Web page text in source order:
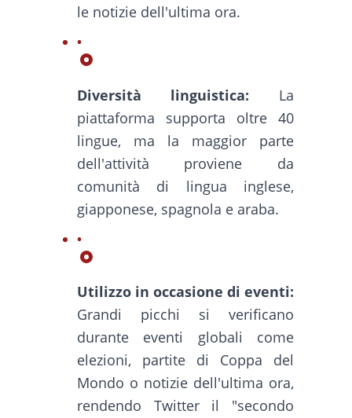
le notizie dell'ultima ora.
Diversità linguistica: La
piattaforma supporta oltre 40
lingue, ma la maggior parte
dell'attività proviene da
comunità di lingua inglese,
giapponese, spagnola e araba.
Utilizzo in occasione di eventi:
Grandi picchi si verificano
durante eventi globali come
elezioni, partite di Coppa del
Mondo o notizie dell'ultima ora,
rendendo Twitter il "secondo